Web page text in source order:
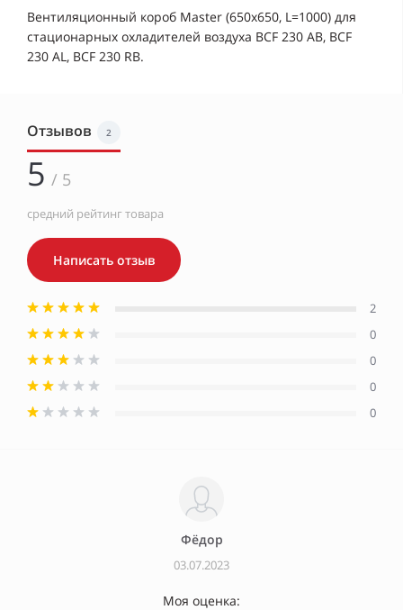
Вентиляционный короб Master (650x650, L=1000) для
стационарных охладителей воздуха BCF 230 AB, BCF
230 AL, BCF 230 RB.
Отзывов 2
5 / 5
средний рейтинг товара
Написать отзыв
2
0
0
0
0
Фёдор
03.07.2023
Моя оценка: